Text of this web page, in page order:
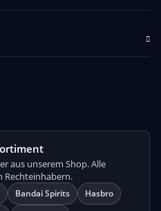
aus unserem Shop. Alle
Rechteinhabern.
Bandai Spirits
Hasbro